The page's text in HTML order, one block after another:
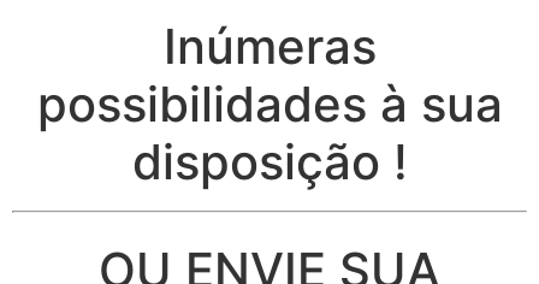
Inúmeras
possibilidades à sua
disposição !
OU ENVIE SUA